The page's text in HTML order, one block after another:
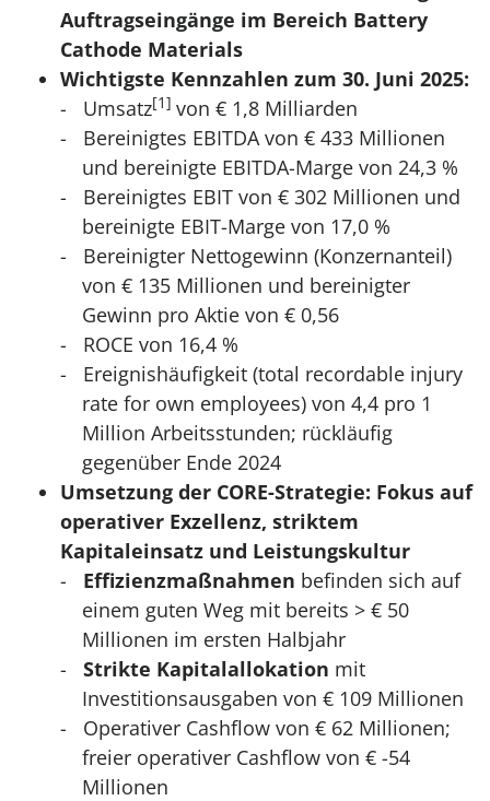
Auftragseingänge im Bereich Battery
Cathode Materials
Wichtigste Kennzahlen zum 30. Juni 2025:
Umsatz[1] von € 1,8 Milliarden
Bereinigtes EBITDA von € 433 Millionen
und bereinigte EBITDA-Marge von 24,3 %
Bereinigtes EBIT von € 302 Millionen und
bereinigte EBIT-Marge von 17,0 %
Bereinigter Nettogewinn (Konzernanteil)
von € 135 Millionen und bereinigter
Gewinn pro Aktie von € 0,56
ROCE von 16,4 %
Ereignishäufigkeit (total recordable injury
rate for own employees) von 4,4 pro 1
Million Arbeitsstunden; rückläufig
gegenüber Ende 2024
Umsetzung der CORE-Strategie: Fokus auf
operativer Exzellenz, striktem
Kapitaleinsatz und Leistungskultur
Effizienzmaßnahmen befinden sich auf
einem guten Weg mit bereits > € 50
Millionen im ersten Halbjahr
Strikte Kapitalallokation mit
Investitionsausgaben von € 109 Millionen
Operativer Cashflow von € 62 Millionen;
freier operativer Cashflow von € -54
Millionen